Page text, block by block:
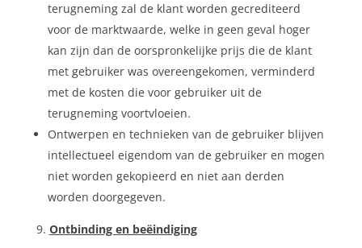
terugneming zal de klant worden gecrediteerd
voor de marktwaarde, welke in geen geval hoger
kan zijn dan de oorspronkelijke prijs die de klant
met gebruiker was overeengekomen, verminderd
met de kosten die voor gebruiker uit de
terugneming voortvloeien.
Ontwerpen en technieken van de gebruiker blijven
intellectueel eigendom van de gebruiker en mogen
niet worden gekopieerd en niet aan derden
worden doorgegeven.
Ontbinding en beëindiging